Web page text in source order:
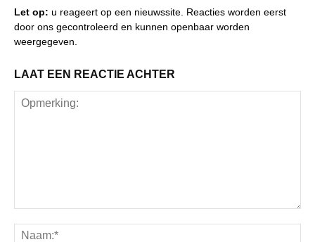
Let op: u reageert op een nieuwssite. Reacties worden eerst
door ons gecontroleerd en kunnen openbaar worden
weergegeven.
LAAT EEN REACTIE ACHTER